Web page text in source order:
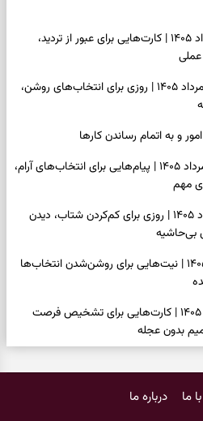
فال تاروت امروز یکشنبه ۱۸ مرداد ۱۴۰۵ | کارت‌هایی برای عبور از تردید،
عملی
فال سرنوشت امروز یکشنبه ۱۸ مرداد ۱۴۰۵ | روزی برای انتخاب‌های روشن،
فال فرشتگان امروز یکشنبه ۱۸ مرداد ۱۴۰۵ | پیام‌هایی برای انتخاب‌های آرام،
مهم
فال روزانه امروز یکشنبه ۱۸ مرداد ۱۴۰۵ | روزی برای کم‌کردن شتاب، دیدن
بی‌حاشیه
فال ابجد امروز شنبه ۱۷ مرداد ۱۴۰۵ | نیت‌هایی برای روشن‌شدن انتخاب‌ها
فال تاروت امروز شنبه ۱۷ مرداد ۱۴۰۵ | کارت‌هایی برای تشخیص فرصت
بدون عجله
ما درباره ما